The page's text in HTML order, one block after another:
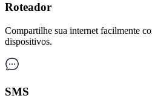
Roteador
Compartilhe sua internet facilmente
dispositivos.
SMS